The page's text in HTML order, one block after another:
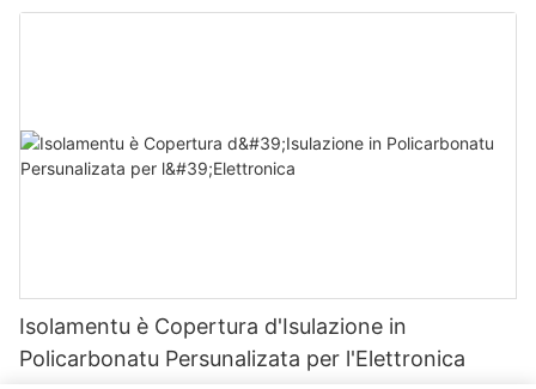
Isolamentu è Copertura d'Isulazione in
Policarbonatu Persunalizata per l'Elettronica